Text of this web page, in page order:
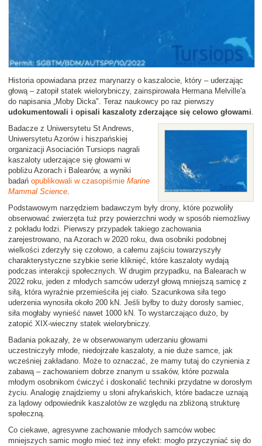
Historia opowiadana przez marynarzy o kaszalocie, który – uderzając
głową – zatopił statek wielorybniczy, zainspirowała Hermana Melville'a
do napisania „Moby Dicka". Teraz naukowcy po raz pierwszy
udokumentowali i opisali kaszaloty zderzające się celowo głowami.
Badacze z Uniwersytetu St Andrews,
Uniwersytetu Azorów i hiszpańskiej
organizacji Asociación Tursiops nagrali
kaszaloty uderzające się głowami w
pobliżu Azorach i Balearów, a wyniki
badań opublikowali w czasopiśmie Marine
Mammal Science.
Podstawowym narzędziem badawczym były drony, które pozwoliły
obserwować zwierzęta tuż przy powierzchni wody w sposób niemożliwy
z pokładu łodzi. Pierwszy przypadek takiego zachowania
zarejestrowano, na Azorach w 2020 roku, dwa osobniki podobnej
wielkości zderzyły się czołowo, a całemu zajściu towarzyszyły
charakterystyczne szybkie serie kliknięć, które kaszaloty wydają
podczas interakcji społecznych. W drugim przypadku, na Balearach w
2022 roku, jeden z młodych samców uderzył głową mniejszą samicę z
siłą, która wyraźnie przemieściła jej ciało. Szacunkowa siła tego
uderzenia wynosiła około 200 kN. Jeśli byłby to duży dorosły samiec,
siła mogłaby wynieść nawet 1000 kN. To wystarczająco dużo, by
zatopić XIX-wieczny statek wielorybniczy.
Badania pokazały, że w obserwowanym uderzaniu głowami
uczestniczyły młode, niedojrzałe kaszaloty, a nie duże samce, jak
wcześniej zakładano. Może to oznaczać, że mamy tutaj do czynienia z
zabawą – zachowaniem dobrze znanym u ssaków, które pozwala
młodym osobnikom ćwiczyć i doskonalić techniki przydatne w dorosłym
życiu. Analogię znajdziemy u słoni afrykańskich, które badacze uznają
za lądowy odpowiednik kaszalotów ze względu na zbliżoną strukturę
społeczną.
Co ciekawe, agresywne zachowanie młodych samców wobec
mniejszych samic mogło mieć też inny efekt: mogło przyczyniać się do